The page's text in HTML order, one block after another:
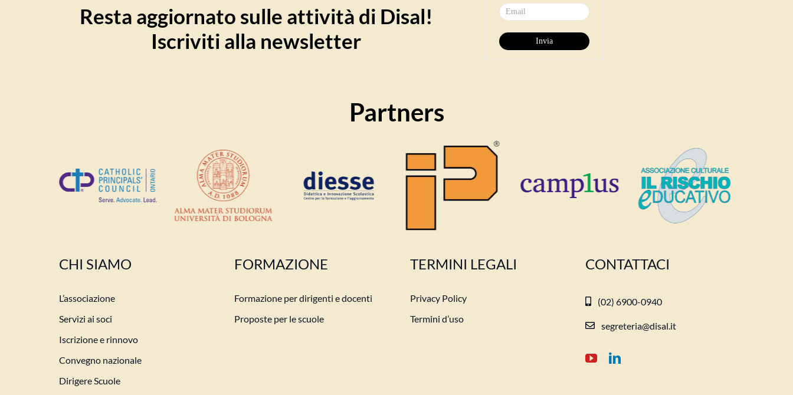
Resta aggiornato sulle attività di Disal!
Iscriviti alla newsletter
Partners
CHI SIAMO
L’associazione
Servizi ai soci
Iscrizione e rinnovo
Convegno nazionale
Dirigere Scuole
FORMAZIONE
Formazione per dirigenti e docenti
Proposte per le scuole
TERMINI LEGALI
Privacy Policy
Termini d’uso
CONTATTACI
(02) 6900-0940
segreteria@disal.it